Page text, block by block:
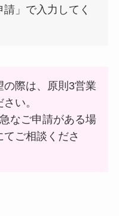
請」で入力してく
の際は、原則3営業
い。
なご申請がある場
ご相談くださ